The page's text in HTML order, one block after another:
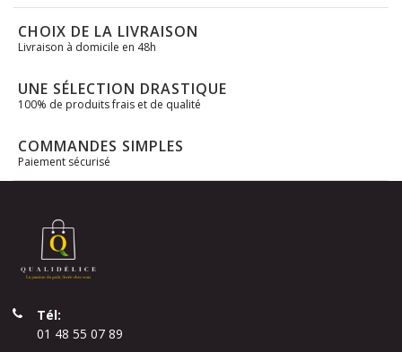
CHOIX DE LA LIVRAISON
Livraison à domicile en 48h
UNE SÉLECTION DRASTIQUE
100% de produits frais et de qualité
COMMANDES SIMPLES
Paiement sécurisé
Tél:
01 48 55 07 89